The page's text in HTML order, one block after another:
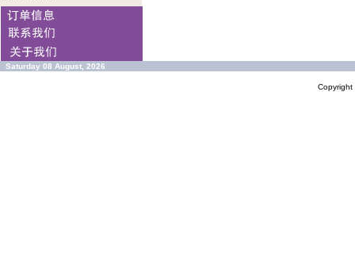
Saturday 08 August, 2026